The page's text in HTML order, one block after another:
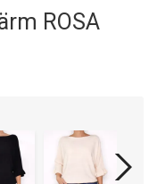
ROSA